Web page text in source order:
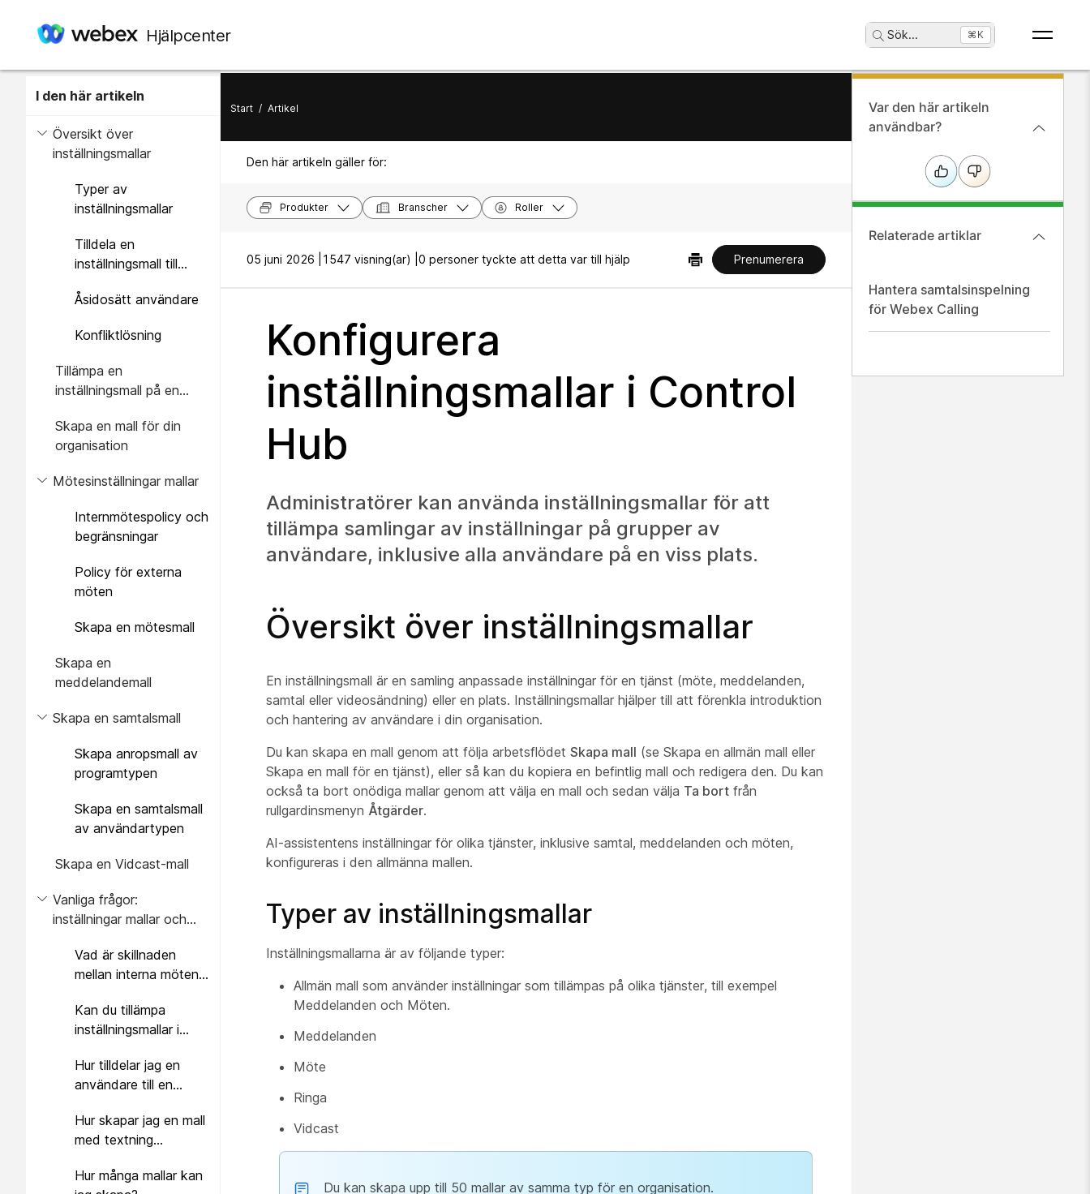
Hjälpcenter Sök... ⌘K
I den här artikeln
Översikt över
inställningsmallar
Typer av
inställningsmallar
Tilldela en
inställningsmall till
Åsidosätt användare
Konfliktlösning
Tillämpa en
inställningsmall på en
plats
Skapa en mall för din
organisation
Mötesinställningar mallar
Internmötespolicy och
begränsningar
Policy för externa
möten
Skapa en mötesmall
Skapa en
meddelandemall
Skapa en samtalsmall
Skapa anropsmall av
programtypen
Skapa en samtalsmall
av användartypen
Skapa en Vidcast-mall
Vanliga frågor:
inställningar mallar och
Vad är skillnaden
mellan interna möten
Kan du tillämpa
inställningsmallar i
Hur tilldelar jag en
användare till en
Hur skapar jag en mall
med textning
intern webbplats och
Hur många mallar kan
Start / Artikel
Den här artikeln gäller för:
Produkter Branscher Roller
05 juni 2026 | 1547 visning(ar) | 0 personer tyckte att detta var till hjälp Prenumerera
Konfigurera
inställningsmallar i Control
Hub
Administratörer kan använda inställningsmallar för att
tillämpa samlingar av inställningar på grupper av
användare, inklusive alla användare på en viss plats.
Översikt över inställningsmallar
En inställningsmall är en samling anpassade inställningar för en tjänst (möte, meddelanden,
samtal eller videosändning) eller en plats. Inställningsmallar hjälper till att förenkla introduktion
och hantering av användare i din organisation.
Du kan skapa en mall genom att följa arbetsflödet Skapa mall (se Skapa en allmän mall eller
Skapa en mall för en tjänst), eller så kan du kopiera en befintlig mall och redigera den. Du kan
också ta bort onödiga mallar genom att välja en mall och sedan välja Ta bort från
rullgardinsmenyn Åtgärder.
AI-assistentens inställningar för olika tjänster, inklusive samtal, meddelanden och möten,
konfigureras i den allmänna mallen.
Typer av inställningsmallar
Inställningsmallarna är av följande typer:
Allmän mall som använder inställningar som tillämpas på olika tjänster, till exempel
Meddelanden och Möten.
Meddelanden
Möte
Ringa
Vidcast
Du kan skapa upp till 50 mallar av samma typ för en organisation.
Var den här artikeln
användbar?
Relaterade artiklar
Hantera samtalsinspelning
för Webex Calling